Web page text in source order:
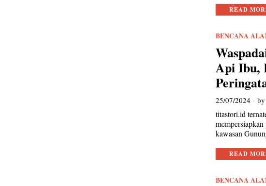
READ
BENCANA
Api Ibu,
25/07/2024
titastori.id
kawasan
READ
BENCANA